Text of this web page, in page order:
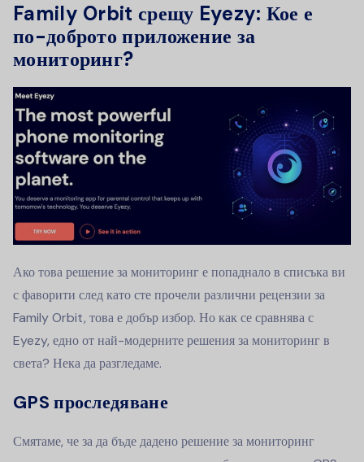
Family Orbit срещу Eyezy: Кое е
по-доброто приложение за
мониторинг?
Ако това решение за мониторинг е попаднало в списъка ви
с фаворити след като сте прочели различни рецензии за
Family Orbit, това е добър избор. Но как се сравнява с
Eyezy, едно от най-модерните решения за мониторинг в
света? Нека да разгледаме.
GPS проследяване
Смятаме, че за да бъде дадено решение за мониторинг